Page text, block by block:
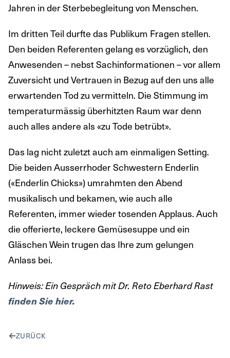
Jahren in der Sterbebegleitung von Menschen.
Im dritten Teil durfte das Publikum Fragen stellen.
Den beiden Referenten gelang es vorzüglich, den
Anwesenden – nebst Sachinformationen – vor allem
Zuversicht und Vertrauen in Bezug auf den uns alle
erwartenden Tod zu vermitteln. Die Stimmung im
temperaturmässig überhitzten Raum war denn
auch alles andere als «zu Tode betrübt».
Das lag nicht zuletzt auch am einmaligen Setting.
Die beiden Ausserrhoder Schwestern Enderlin
(«Enderlin Chicks») umrahmten den Abend
musikalisch und bekamen, wie auch alle
Referenten, immer wieder tosenden Applaus. Auch
die offerierte, leckere Gemüsesuppe und ein
Gläschen Wein trugen das Ihre zum gelungen
Anlass bei.
Hinweis: Ein Gespräch mit Dr. Reto Eberhard Rast
finden Sie hier.
ZURÜCK